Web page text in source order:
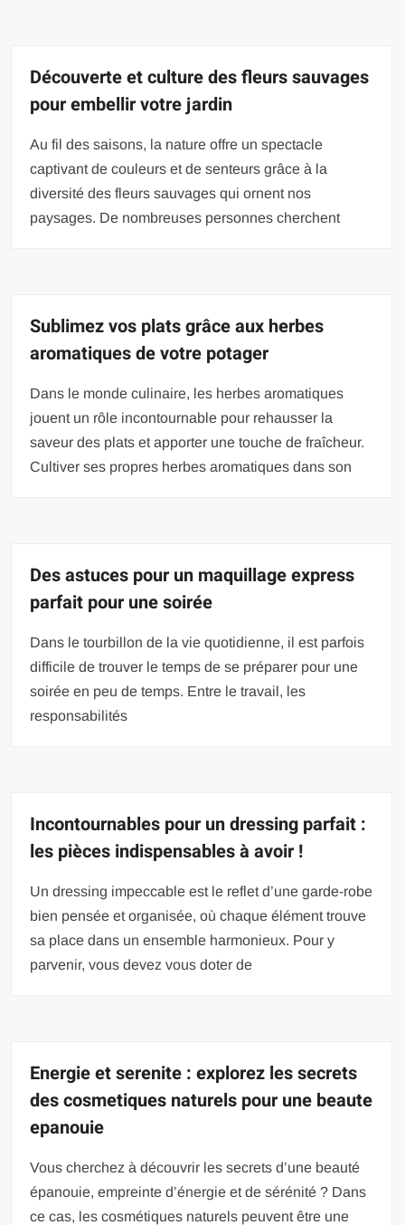
Découverte et culture des fleurs sauvages
pour embellir votre jardin
Au fil des saisons, la nature offre un spectacle
captivant de couleurs et de senteurs grâce à la
diversité des fleurs sauvages qui ornent nos
paysages. De nombreuses personnes cherchent
Sublimez vos plats grâce aux herbes
aromatiques de votre potager
Dans le monde culinaire, les herbes aromatiques
jouent un rôle incontournable pour rehausser la
saveur des plats et apporter une touche de fraîcheur.
Cultiver ses propres herbes aromatiques dans son
Des astuces pour un maquillage express
parfait pour une soirée
Dans le tourbillon de la vie quotidienne, il est parfois
difficile de trouver le temps de se préparer pour une
soirée en peu de temps. Entre le travail, les
responsabilités
Incontournables pour un dressing parfait :
les pièces indispensables à avoir !
Un dressing impeccable est le reflet d’une garde-robe
bien pensée et organisée, où chaque élément trouve
sa place dans un ensemble harmonieux. Pour y
parvenir, vous devez vous doter de
Energie et serenite : explorez les secrets
des cosmetiques naturels pour une beaute
epanouie
Vous cherchez à découvrir les secrets d’une beauté
épanouie, empreinte d’énergie et de sérénité ? Dans
ce cas, les cosmétiques naturels peuvent être une